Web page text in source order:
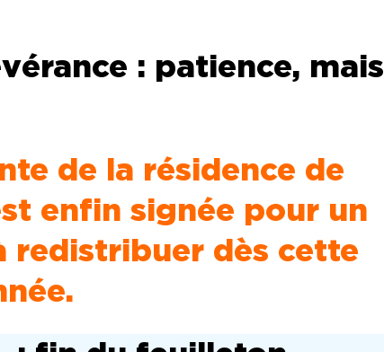
: patience, mais
de la résidence de
enfin signée pour un
redistribuer dès cette